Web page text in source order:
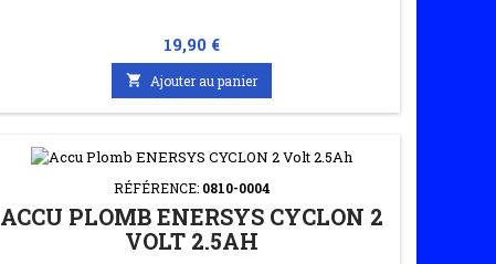
Prix
19,90 €
 Ajouter au panier
RÉFÉRENCE: 0810-0004
ACCU PLOMB ENERSYS CYCLON 2
VOLT 2.5AH